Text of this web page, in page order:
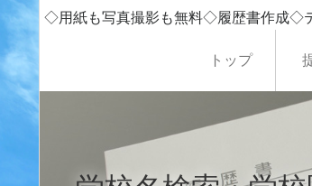
◇用紙も写真撮影も無料◇履歴書作成◇
トップ